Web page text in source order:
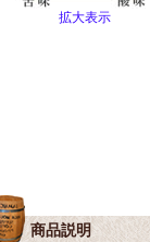
拡大表示
商品説明